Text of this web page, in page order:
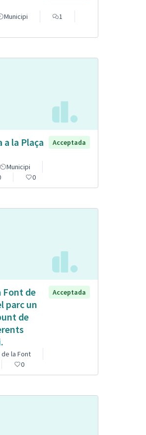
Municipi
1
a la Plaça
Acceptada
Municipi
0
Font de
parc un
de
Acceptada
la Font
0